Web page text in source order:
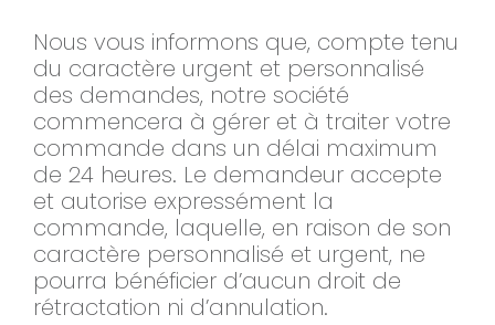
Nous vous informons que, compte tenu
du caractère urgent et personnalisé
des demandes, notre société
commencera à gérer et à traiter votre
commande dans un délai maximum
de 24 heures. Le demandeur accepte
et autorise expressément la
commande, laquelle, en raison de son
caractère personnalisé et urgent, ne
pourra bénéficier d’aucun droit de
rétractation ni d’annulation.